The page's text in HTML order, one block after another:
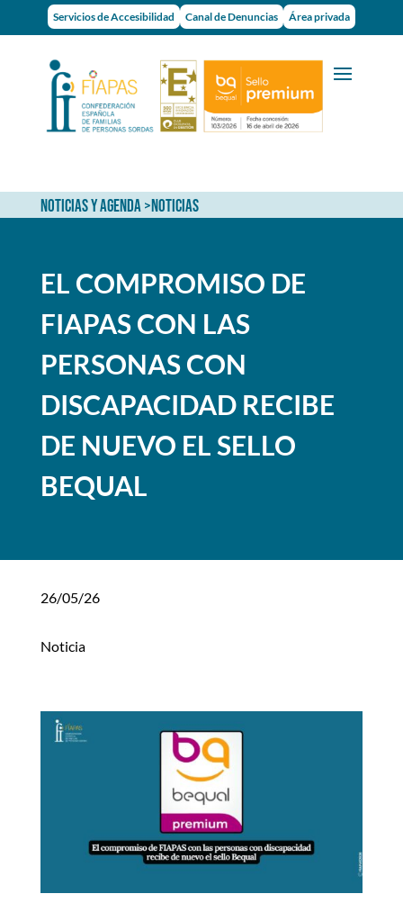
Servicios de Accesibilidad Canal de Denuncias Área privada
NOTICIAS Y AGENDA>NOTICIAS
EL COMPROMISO DE
FIAPAS CON LAS
PERSONAS CON
DISCAPACIDAD RECIBE
DE NUEVO EL SELLO
BEQUAL
26/05/26
Noticia